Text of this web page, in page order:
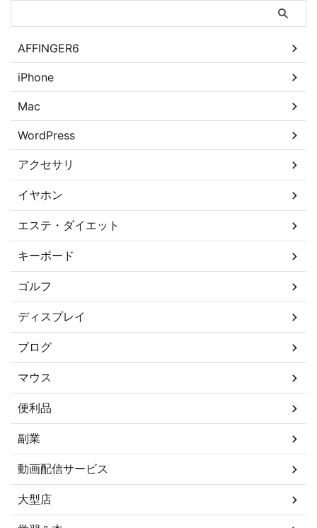
AFFINGER6
iPhone
Mac
WordPress
アクセサリ
イヤホン
エステ・ダイエット
キーボード
ゴルフ
ディスプレイ
ブログ
マウス
便利品
副業
動画配信サービス
大型店